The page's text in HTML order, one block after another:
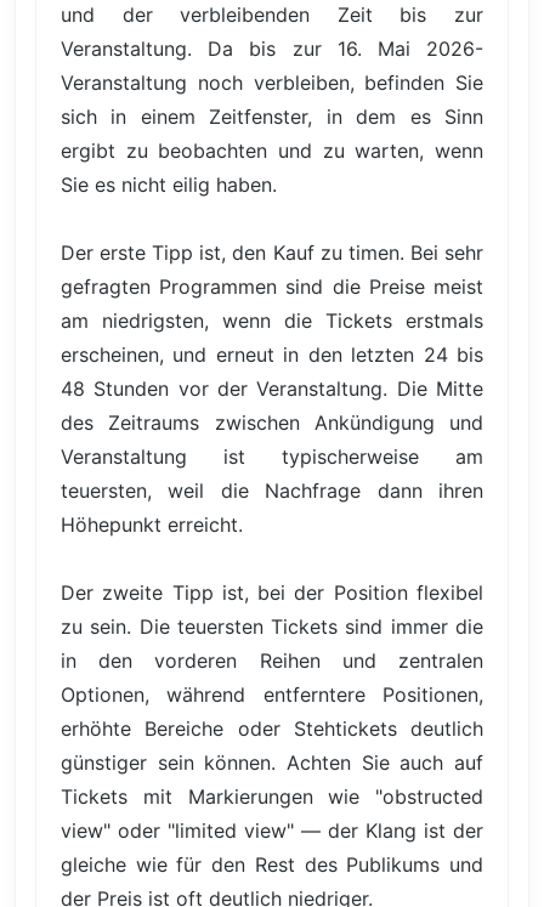
und der verbleibenden Zeit bis zur
Veranstaltung. Da bis zur 16. Mai 2026-
Veranstaltung noch verbleiben, befinden Sie
sich in einem Zeitfenster, in dem es Sinn
ergibt zu beobachten und zu warten, wenn
Sie es nicht eilig haben.
Der erste Tipp ist, den Kauf zu timen. Bei sehr
gefragten Programmen sind die Preise meist
am niedrigsten, wenn die Tickets erstmals
erscheinen, und erneut in den letzten 24 bis
48 Stunden vor der Veranstaltung. Die Mitte
des Zeitraums zwischen Ankündigung und
Veranstaltung ist typischerweise am
teuersten, weil die Nachfrage dann ihren
Höhepunkt erreicht.
Der zweite Tipp ist, bei der Position flexibel
zu sein. Die teuersten Tickets sind immer die
in den vorderen Reihen und zentralen
Optionen, während entferntere Positionen,
erhöhte Bereiche oder Stehtickets deutlich
günstiger sein können. Achten Sie auch auf
Tickets mit Markierungen wie "obstructed
view" oder "limited view" — der Klang ist der
gleiche wie für den Rest des Publikums und
der Preis ist oft deutlich niedriger.